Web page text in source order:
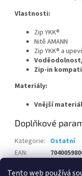
Tento web používá
Vlastnosti:
Zip YKK®
Nitě AMANN
Zip YKK® a
Zip-in
Materiály:
Vnější
Doplňkové
Kategorie: Ostatní
EAN: